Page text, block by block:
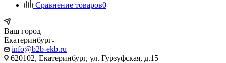
Сравнение товаров0
Ваш город
Екатеринбург
info@b2b-ekb.ru
620102, Екатеринбург, ул. Гурзуфская, д.15